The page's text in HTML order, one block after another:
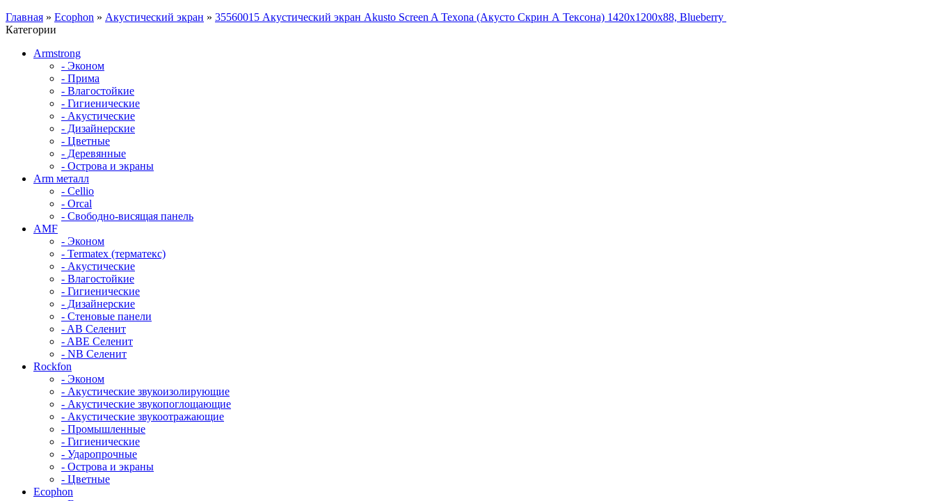
Главная » Ecophon » Акустический экран » 35560015 Акустический экран Akusto Screen A Texona (Акусто Скрин А Тексона) 1420x1200x88, Blueberry
Категории
Armstrong
- Эконом
- Прима
- Влагостойкие
- Гигиенические
- Акустические
- Дизайнерские
- Цветные
- Деревянные
- Острова и экраны
Arm металл
- Cellio
- Orcal
- Свободно-висящая панель
AMF
- Эконом
- Termatex (терматекс)
- Акустические
- Влагостойкие
- Гигиенические
- Дизайнерские
- Стеновые панели
- AB Селенит
- ABE Селенит
- NB Селенит
Rockfon
- Эконом
- Акустические звукоизолирующие
- Акустические звукопоглощающие
- Акустические звукоотражающие
- Промышленные
- Гигиенические
- Ударопрочные
- Острова и экраны
- Цветные
Ecophon